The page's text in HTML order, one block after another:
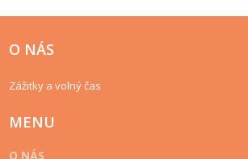
O NÁS
Zážitky a volný čas
MENU
O NÁS